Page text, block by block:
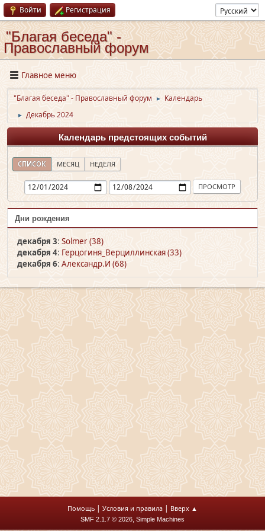
Войти Регистрация
"Благая беседа" -
Православный форум
Главное меню
"Благая беседа" - Православный форум ► Календарь
► Декабрь 2024
Календарь предстоящих событий
СПИСОК МЕСЯЦ НЕДЕЛЯ
Дни рождения
декабря 3: Solmer (38)
декабря 4: Герцогиня_Верциллинская (33)
декабря 6: Александр.И (68)
Помощь | Условия и правила | Вверх ▲
SMF 2.1.7 © 2026, Simple Machines